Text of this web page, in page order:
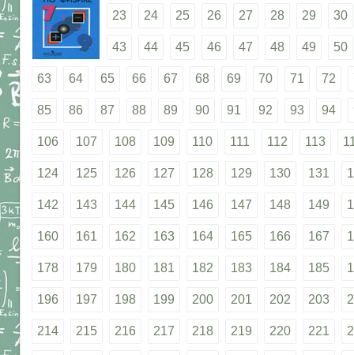
23 24 25 26 27 28 29 30
43 44 45 46 47 48 49 50
63 64 65 66 67 68 69 70 71 72
85 86 87 88 89 90 91 92 93 94
106 107 108 109 110 111 112 113
124 125 126 127 128 129 130 131
142 143 144 145 146 147 148 149
160 161 162 163 164 165 166 167
178 179 180 181 182 183 184 185
196 197 198 199 200 201 202 203
214 215 216 217 218 219 220 221